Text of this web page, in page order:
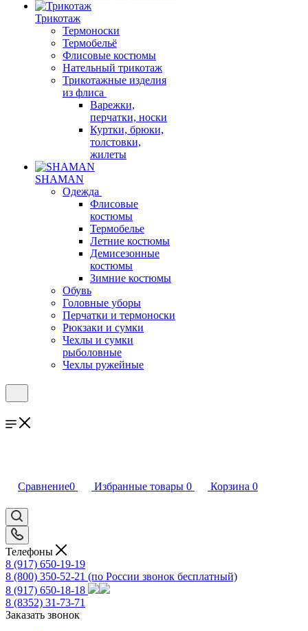
Трикотаж
Термоноски
Термобельё
Флисовые костюмы
Нательный трикотаж
Трикотажные изделия
из флиса
Варежки,
перчатки, носки
Куртки, брюки,
толстовки,
жилеты
SHAMAN
Одежда
Флисовые
костюмы
Термобелье
Летние костюмы
Демисезонные
костюмы
Зимние костюмы
Обувь
Головные уборы
Перчатки и термоноски
Рюкзаки и сумки
Чехлы и сумки
рыболовные
Чехлы ружейные
Сравнение0 Избранные товары 0 Корзина 0
Телефоны
8 (917) 650-19-19
8 (800) 350-52-21 (по России звонок бесплатный)
8 (917) 650-18-18
8 (8352) 31-73-71
Заказать звонок